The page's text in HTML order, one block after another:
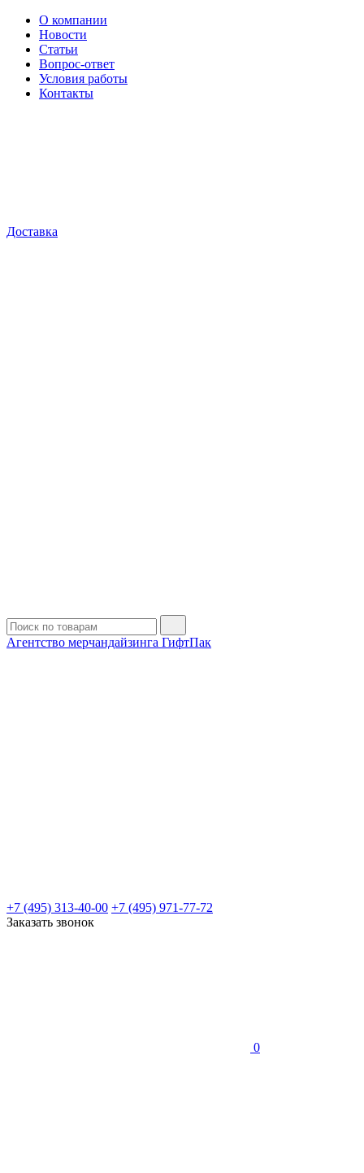
О компании
Новости
Статьи
Вопрос-ответ
Условия работы
Контакты
Доставка
Агентство мерчандайзинга ГифтПак
+7 (495) 313-40-00 +7 (495) 971-77-72
Заказать звонок
0